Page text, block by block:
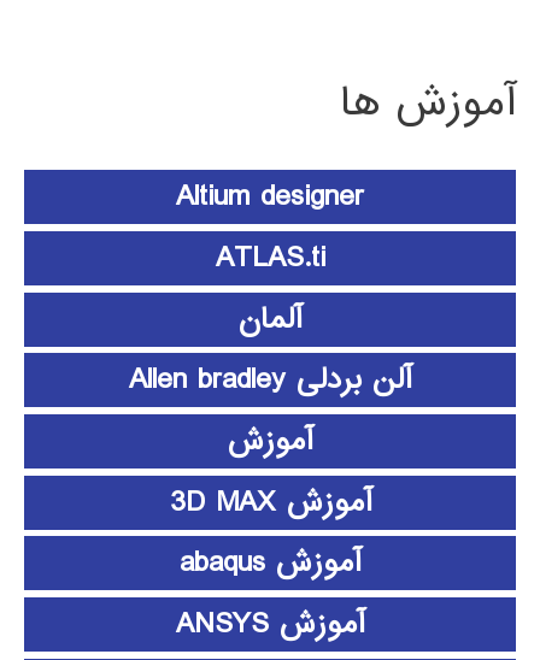
آموزش ها
Altium designer
ATLAS.ti
آلمان
آلن بردلی Allen bradley
آموزش
آموزش 3D MAX
آموزش abaqus
آموزش ANSYS